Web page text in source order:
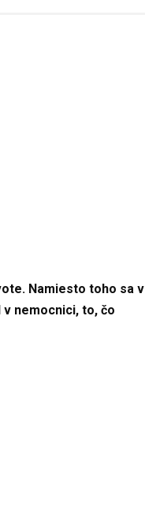
Namiesto toho sa v
nemocnici, to, čo